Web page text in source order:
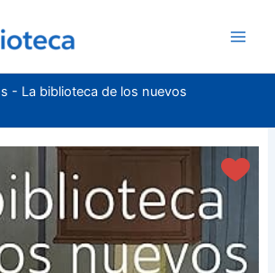
- La biblioteca de los nuevos